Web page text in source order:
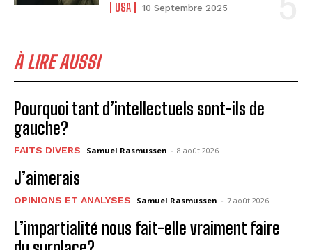
USA 10 Septembre 2025
À LIRE AUSSI
Pourquoi tant d’intellectuels sont-ils de
gauche?
FAITS DIVERS Samuel Rasmussen - 8 août 2026
J’aimerais
OPINIONS ET ANALYSES Samuel Rasmussen - 7 août 2026
L’impartialité nous fait-elle vraiment faire